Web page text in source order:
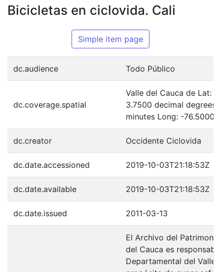
Bicicletas en ciclovida. Cali
Simple item page
dc.audience Todo Público
dc.coverage.spatial
Valle del Cauca de Lat:
3.7500 decimal degrees
minutes Long: -76.5000
dc.creator Occidente Ciclovida
dc.date.accessioned 2019-10-03T21:18:53Z
dc.date.available 2019-10-03T21:18:53Z
dc.date.issued 2011-03-13
El Archivo del
del Cauca es
Departamental del Valle